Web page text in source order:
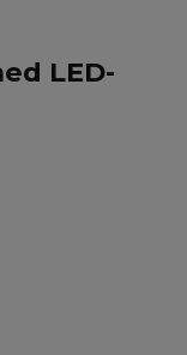
LED-